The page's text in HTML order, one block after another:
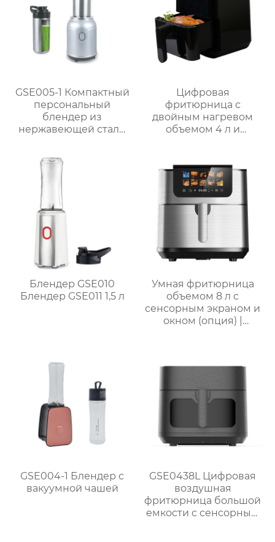
GSE005-1 Компактный
персональный
блендер из
нержавеющей стали
Цифровая
фритюрница с
двойным нагревом
объемом 4 л и
стали | GSE030
Блендер GSE010
Блендер GSE011 1,5 л
Умная фритюрница
объемом 8 л с
сенсорным экраном и
окном (опция) |
GSE004-1 Блендер с
вакуумной чашей
GSE0438L Цифровая
воздушная
фритюрница большой
емкости с сенсорным